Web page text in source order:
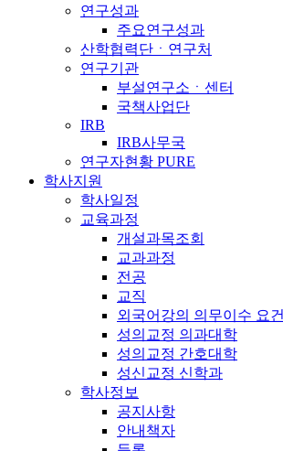
연구성과
주요연구성과
산학협력단ㆍ연구처
연구기관
부설연구소ㆍ센터
국책사업단
IRB
IRB사무국
연구자현황 PURE
학사지원
학사일정
교육과정
개설과목조회
교과과정
전공
교직
외국어강의 의무이수 요건
성의교정 의과대학
성의교정 간호대학
성신교정 신학과
학사정보
공지사항
안내책자